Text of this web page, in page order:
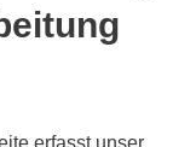
erfasst unser